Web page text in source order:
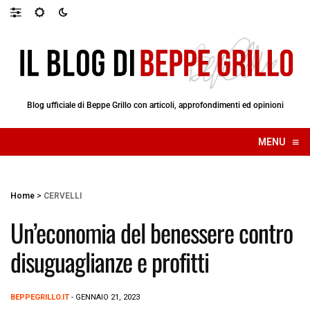
Blog ufficiale di Beppe Grillo con articoli, approfondimenti ed opinioni
MENU ≡
☰
Home > CERVELLI
Un’economia del benessere contro
disuguaglianze e profitti
BEPPEGRILLO.IT - GENNAIO 21, 2023